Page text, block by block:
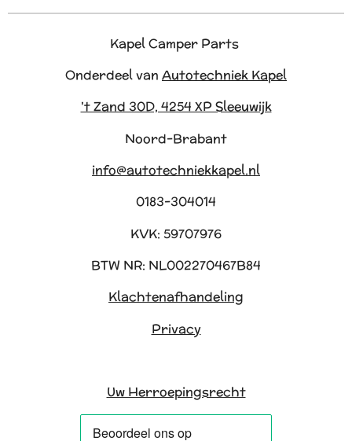
Kapel Camper Parts
Onderdeel van Autotechniek Kapel
't Zand 30D, 4254 XP Sleeuwijk
Noord-Brabant
info@autotechniekkapel.nl
0183-304014
KVK: 59707976
BTW NR: NL002270467B84
Klachtenafhandeling
Privacy
Uw Herroepingsrecht